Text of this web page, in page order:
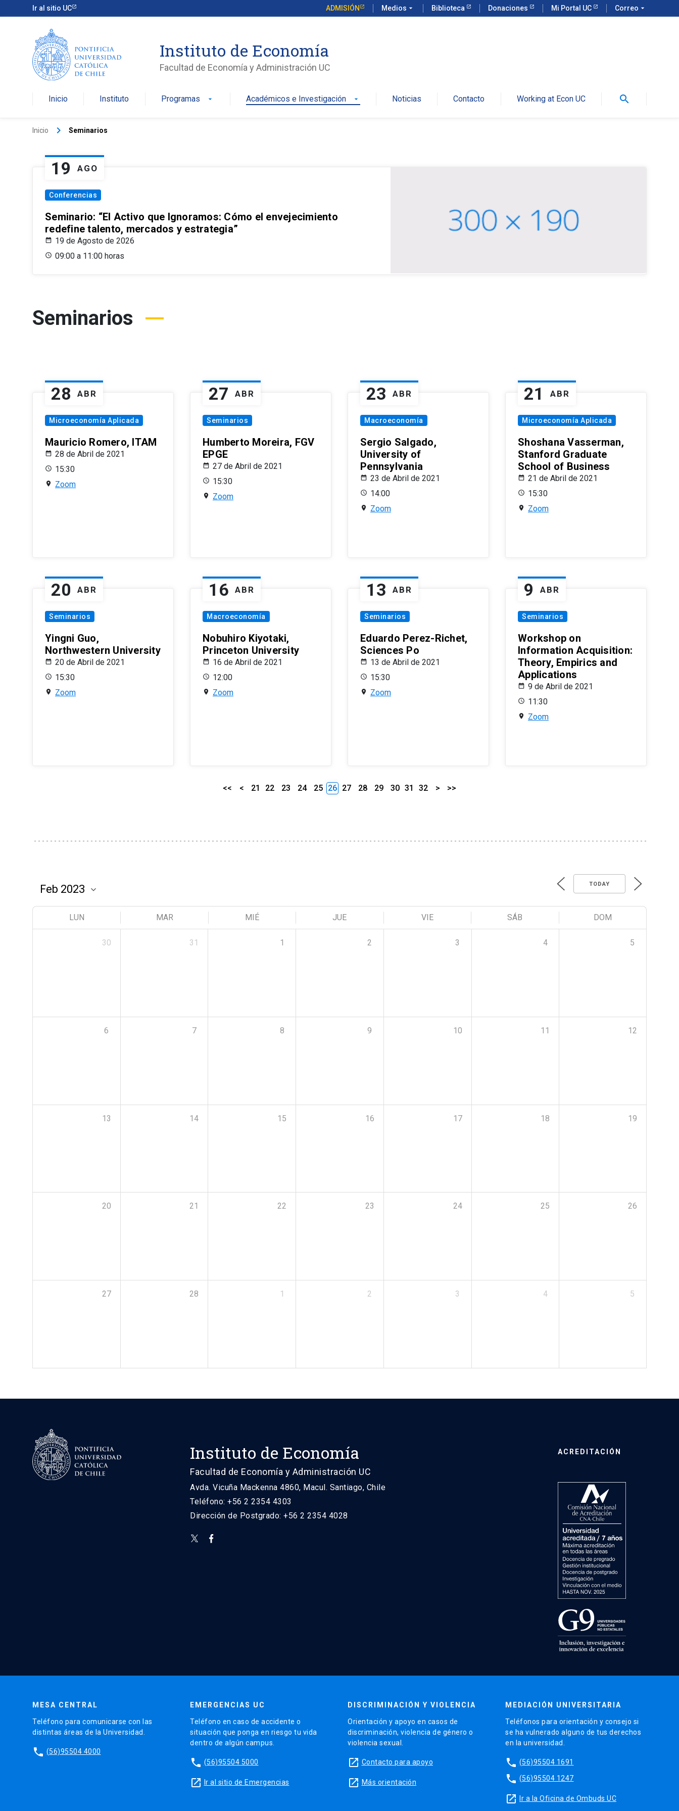
Ir al sitio UC ADMISIÓN Medios arrow_drop_down Biblioteca Donaciones Mi Portal UC Correo arrow_drop_down
Instituto de Economía
Facultad de Economía y Administración UC
Inicio Instituto Programas arrow_drop_down Académicos e Investigación arrow_drop_down Noticias Contacto Working at Econ UC search
Inicio keyboard_arrow_right Seminarios
19 AGO
Conferencias
Seminario: “El Activo que Ignoramos: Cómo el envejecimiento
redefine talento, mercados y estrategia”
19 de Agosto de 2026
09:00 a 11:00 horas
Seminarios
28 ABR
Microeconomía Aplicada
Mauricio Romero, ITAM
28 de Abril de 2021
15:30
Zoom
27 ABR
Seminarios
Humberto Moreira, FGV
EPGE
27 de Abril de 2021
15:30
Zoom
23 ABR
Macroeconomía
Sergio Salgado,
University of
Pennsylvania
23 de Abril de 2021
14:00
Zoom
21 ABR
Microeconomía Aplicada
Shoshana Vasserman,
Stanford Graduate
School of Business
21 de Abril de 2021
15:30
Zoom
20 ABR
Seminarios
Yingni Guo,
Northwestern University
20 de Abril de 2021
15:30
Zoom
16 ABR
Macroeconomía
Nobuhiro Kiyotaki,
Princeton University
16 de Abril de 2021
12:00
Zoom
13 ABR
Seminarios
Eduardo Perez-Richet,
Sciences Po
13 de Abril de 2021
15:30
Zoom
9 ABR
Seminarios
Workshop on
Information Acquisition:
Theory, Empirics and
Applications
9 de Abril de 2021
11:30
Zoom
<< < 21 22 23 24 25 26 27 28 29 30 31 32 > >>
TODAY
LUN MAR MIÉ JUE VIE SÁB DOM
30 31 1 2 3 4 5
6 7 8 9 10 11 12
13 14 15 16 17 18 19
20 21 22 23 24 25 26
27 28 1 2 3 4 5
Instituto de Economía
Facultad de Economía y Administración UC
Avda. Vicuña Mackenna 4860, Macul. Santiago, Chile
Teléfono: +56 2 2354 4303
Dirección de Postgrado: +56 2 2354 4028
ACREDITACIÓN
MESA CENTRAL
Teléfono para comunicarse con las
distintas áreas de la Universidad.
phone (56)95504 4000
EMERGENCIAS UC
Teléfono en caso de accidente o
situación que ponga en riesgo tu vida
dentro de algún campus.
phone (56)95504 5000
launch Ir al sitio de Emergencias
DISCRIMINACIÓN Y VIOLENCIA
Orientación y apoyo en casos de
discriminación, violencia de género o
violencia sexual.
launch Contacto para apoyo
launch Más orientación
MEDIACIÓN UNIVERSITARIA
Teléfonos para orientación y consejo si
se ha vulnerado alguno de tus derechos
en la universidad.
phone (56)95504 1691
phone (56)95504 1247
launch Ir a la Oficina de Ombuds UC